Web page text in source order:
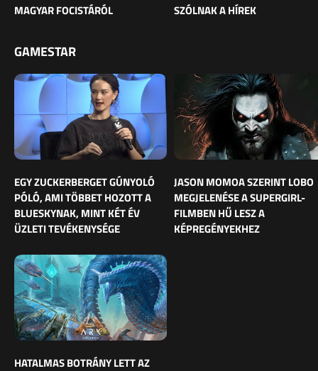
MAGYAR FOCISTÁRÓL
SZÓLNAK A HÍREK
GAMESTAR
EGY ZUCKERBERGET GÚNYOLÓ
PÓLÓ, AMI TÖBBET HOZOTT A
BLUESKYNAK, MINT KÉT ÉV
ÜZLETI TEVÉKENYSÉGE
JASON MOMOA SZERINT LOBO
MEGJELENÉSE A SUPERGIRL-
FILMBEN HŰ LESZ A
KÉPREGÉNYEKHEZ
HATALMAS BOTRÁNY LETT AZ